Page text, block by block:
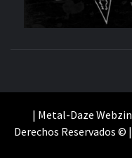
| Metal-Daze
Derechos Reservados ©